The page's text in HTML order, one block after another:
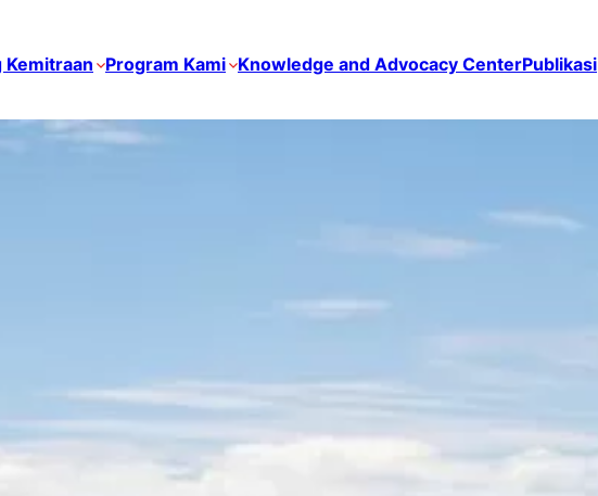
Kemitraan Program Kami Knowledge and Advocacy CenterPublikasi